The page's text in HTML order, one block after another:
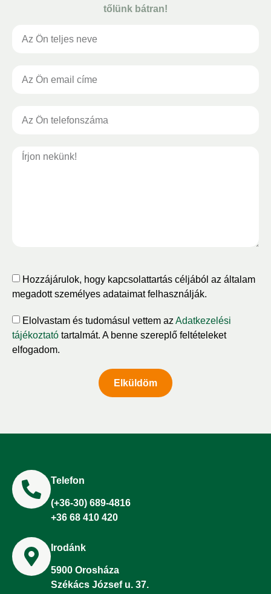
tőlünk bátran!
Hozzájárulok, hogy kapcsolattartás céljából az általam
megadott személyes adataimat felhasználják.
Elolvastam és tudomásul vettem az Adatkezelési
tájékoztató tartalmát. A benne szereplő feltételeket
elfogadom.
Elküldöm
Telefon
(+36-30) 689-4816
+36 68 410 420
Irodánk
5900 Orosháza
Székács József u. 37.